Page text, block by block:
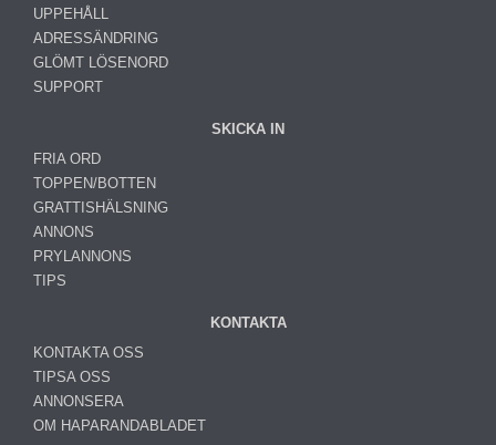
UPPEHÅLL
ADRESSÄNDRING
GLÖMT LÖSENORD
SUPPORT
SKICKA IN
FRIA ORD
TOPPEN/BOTTEN
GRATTISHÄLSNING
ANNONS
PRYLANNONS
TIPS
KONTAKTA
KONTAKTA OSS
TIPSA OSS
ANNONSERA
OM HAPARANDABLADET